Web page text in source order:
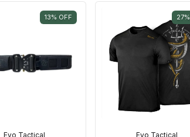
13% OFF
Evo Tactical
27%
Evo Tactical